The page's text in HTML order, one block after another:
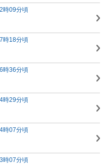
時09分頃
時18分頃
時36分頃
時29分頃
時07分頃
時07分頃